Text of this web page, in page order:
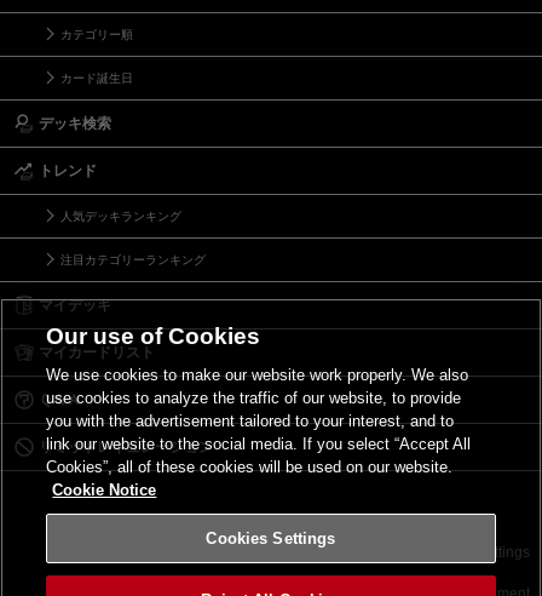
カテゴリー順
カード誕生日
デッキ検索
トレンド
人気デッキランキング
注目カテゴリーランキング
マイデッキ
マイカードリスト
Ｑ＆Ａ
リミットレギュレーション
サイトポリシー Cookies Settings
Our use of Cookies
We use cookies to make our website work properly. We also
use cookies to analyze the traffic of our website, to provide
you with the advertisement tailored to your interest, and to
link our website to the social media. If you select “Accept All
Cookies”, all of these cookies will be used on our website.
Cookie Notice
Cookies Settings